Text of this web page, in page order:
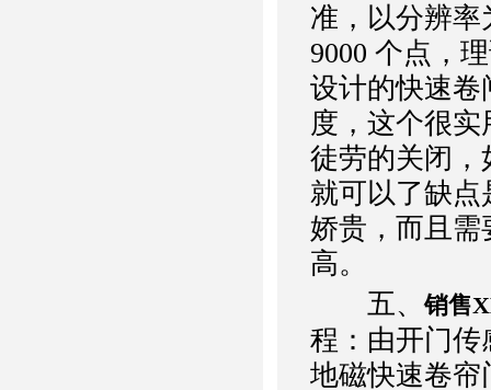
准，以分辨率
9000 个点，
设计的快速卷
度，这个很
徒劳的关闭，
就可以了缺点
娇贵，而且需
高。
五、销售
程：由开门传
地磁快速卷帘